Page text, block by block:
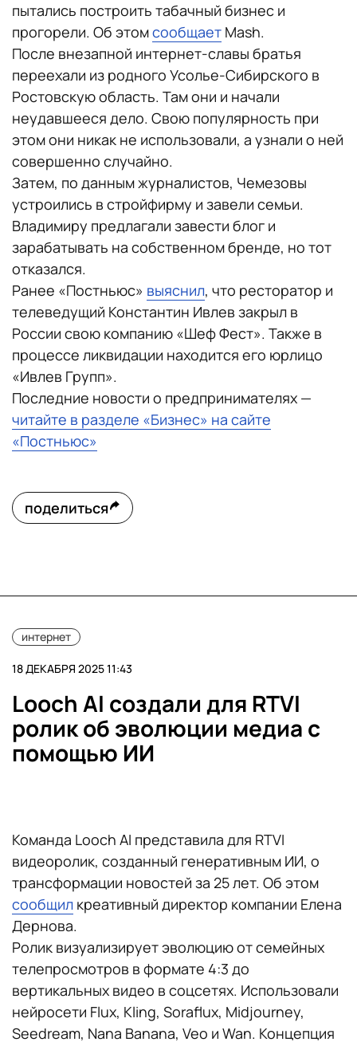
пытались построить табачный бизнес и
прогорели. Об этомсообщает Mash.
После внезапной интернет-славы братья
переехали из родного Усолье-Сибирского в
Ростовскую область. Там они и начали
неудавшееся дело. Свою популярность при
этом они никак не использовали, а узнали о ней
совершенно случайно.
Затем, по данным журналистов, Чемезовы
устроились в стройфирму и завели семьи.
Владимиру предлагали завести блог и
зарабатывать на собственном бренде, но тот
отказался.
Ранее «Постньюс» выяснил, что ресторатор и
телеведущий Константин Ивлев закрыл в
России свою компанию «Шеф Фест». Также в
процессе ликвидации находится его юрлицо
«Ивлев Групп».
Последние новости о предпринимателях —
читайте в разделе «Бизнес» на сайте
«Постньюс»
поделиться
интернет
18 ДЕКАБРЯ 2025 11:43
Looch AI создали для RTVI
ролик об эволюции медиа с
помощью ИИ
Команда Looch AI представила для RTVI
видеоролик, созданный генеративным ИИ, о
трансформации новостей за 25 лет. Об этом
сообщил креативный директор компании Елена
Дернова.
Ролик визуализирует эволюцию от семейных
телепросмотров в формате 4:3 до
вертикальных видео в соцсетях. Использовали
нейросети Flux, Kling, Soraflux, Midjourney,
Seedream, Nana Banana, Veo и Wan. Концепция